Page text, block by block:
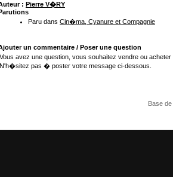
: Pierre V�RY
Paru dans Cin�ma, Cyanure et Compagnie
un commentaire / Poser une question
Vous avez une question, vous souhaitez vendre ou
N'h�sitez pas � poster votre message ci-dessous.
Base